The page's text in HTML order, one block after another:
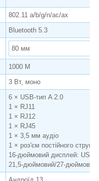
802.11 a/b/g/n/ac/ax
Bluetooth 5.3
80 мм
1000 М
3 Вт, моно
6 × USB-тип A 2.0
1 × RJ11
1 × RJ12
1 × RJ45
1 × 3,5 мм аудіо
1 × роз'єм постійного струму
16-дюймовий дисплей: USB
21,5-дюймовий/27-